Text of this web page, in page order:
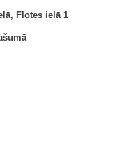
Flotes ielā 1